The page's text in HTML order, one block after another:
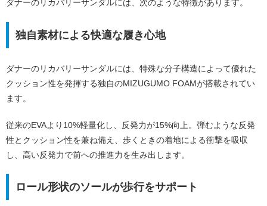
ダナーのリカバリーサンダルには、次のような特徴があります。
独自素材による快適な履き心地
ダナーのリカバリーサンダルには、特殊な分子構造によって優れた
クッション性を発揮する独自のMIZUGUMO FOAMが搭載されてい
ます。
従来のEVAより10%軽量化し、反発力が15%向上。弾むような反発
性とクッション性を兼ね備え、歩くときの着地による衝撃を吸収
し、高い反発力で前への推進力を生み出します。
ロール形状のソールが歩行をサポート